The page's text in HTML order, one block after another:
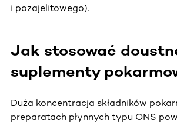
i pozajelitowego).
Jak stosować
suplementy
Duża koncentracja składników
preparatach płynnych typu ONS